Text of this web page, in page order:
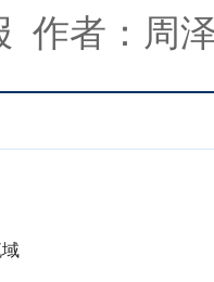
作者：周